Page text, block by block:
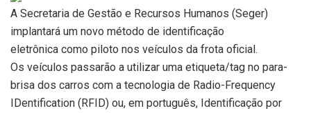
A Secretaria de Gestão e Recursos Humanos (Seger)
implantará um novo método de identificação
eletrônica como piloto nos veículos da frota oficial.
Os veículos passarão a utilizar uma etiqueta/tag no para-
brisa dos carros com a tecnologia de Radio-Frequency
IDentification (RFID) ou, em português, Identificação por